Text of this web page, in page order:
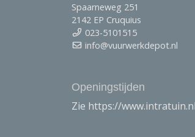
Spaarneweg 251
2142 EP Cruquius
023-5101515
info@vuurwerkdepot.nl
Openingstijden
Zie https://